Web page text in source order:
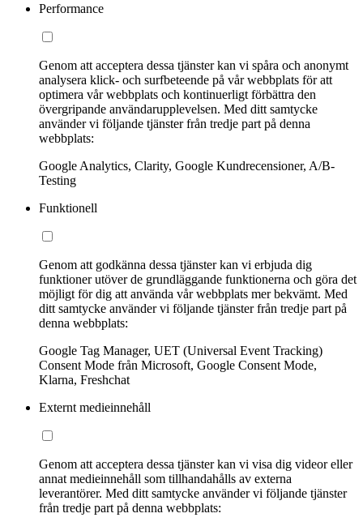
Performance
Genom att acceptera dessa tjänster kan vi spåra och anonymt
analysera klick- och surfbeteende på vår webbplats för att
optimera vår webbplats och kontinuerligt förbättra den
övergripande användarupplevelsen. Med ditt samtycke
använder vi följande tjänster från tredje part på denna
webbplats:
Google Analytics, Clarity, Google Kundrecensioner, A/B-
Testing
Funktionell
Genom att godkänna dessa tjänster kan vi erbjuda dig
funktioner utöver de grundläggande funktionerna och göra det
möjligt för dig att använda vår webbplats mer bekvämt. Med
ditt samtycke använder vi följande tjänster från tredje part på
denna webbplats:
Google Tag Manager, UET (Universal Event Tracking)
Consent Mode från Microsoft, Google Consent Mode,
Klarna, Freshchat
Externt medieinnehåll
Genom att acceptera dessa tjänster kan vi visa dig videor eller
annat medieinnehåll som tillhandahålls av externa
leverantörer. Med ditt samtycke använder vi följande tjänster
från tredje part på denna webbplats: